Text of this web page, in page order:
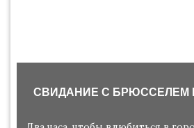
СВИДАНИЕ С БРЮССЕЛЕМ